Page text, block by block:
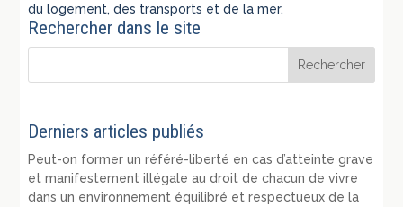
du logement, des transports et de la mer.
Rechercher dans le site
Derniers articles publiés
Peut-on former un référé-liberté en cas d’atteinte grave
et manifestement illégale au droit de chacun de vivre
dans un environnement équilibré et respectueux de la